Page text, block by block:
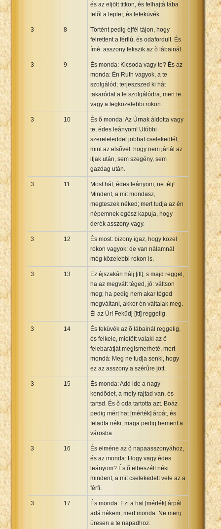
és az eljött titkon, és felhajtá lába
felõl a leplet, és lefeküvék.
3 8
Történt pedig éjfél tájon, hogy
felrettent a férfiú, és odafordult. És
ímé: asszony fekszik az õ lábainál.
3 9
És monda: Kicsoda vagy te? És az
monda: Én Ruth vagyok, a te
szolgálód; terjeszszed ki hát
takaródat a te szolgálódra, mert te
vagy a legközelebbi rokon.
3 10
És õ monda: Az Úrnak áldotta vagy
te, édes leányom! Utóbbi
szereteteddel jobbat cselekedtél,
mint az elsõvel: hogy nem jártál az
ifjak után, sem szegény, sem
gazdag után.
3 11
Most hát, édes leányom, ne félj!
Mindent, a mit mondasz,
megteszek néked; mert tudja az én
népemnek egész kapuja, hogy
derék asszony vagy.
3 12
És most: bizony igaz, hogy közel
rokon vagyok: de van nálamnál
még közelebbi rokon is.
3 13
Ez éjszakán hálj [itt]; s majd reggel,
ha az megvált téged, jó: váltson
meg; ha pedig nem akar téged
megváltani, akkor én váltalak meg.
Él az Úr! Feküdj [itt] reggelig.
3 14
És feküvék az õ lábainál reggelig,
és felkele, mielõtt valaki az õ
felebarátját megismerheté, mert
mondá: Meg ne tudja senki, hogy
ez az asszony a szérûre jött.
3 15
És monda: Add ide a nagy
kendõdet, a mely rajtad van, és
tartsd. És õ oda tartotta azt. Boáz
pedig mért hat [mérték] árpát, és
feladta néki, maga pedig bement a
városba.
3 16
És elméne az õ napaasszonyához,
és az monda: Hogy vagy édes
leányom? És õ elbeszélt néki
mindent, a mit cselekedett vele az a
férfi.
3 17
És monda: Ezt a hat [mérték] árpát
adá nékem, mert monda: Ne menj
üresen a te napadhoz.